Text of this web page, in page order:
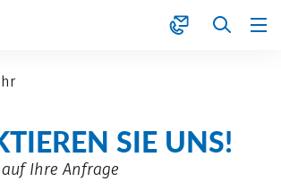
SIE UNS!
Ihre Anfrage